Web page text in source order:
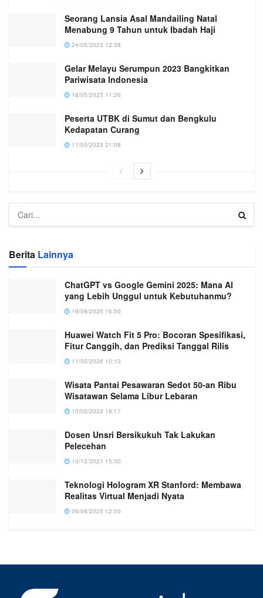
Seorang Lansia Asal Mandailing Natal
Menabung 9 Tahun untuk Ibadah Haji
24/05/2023 12:38
Gelar Melayu Serumpun 2023 Bangkitkan
Pariwisata Indonesia
18/05/2023 11:26
Peserta UTBK di Sumut dan Bengkulu
Kedapatan Curang
11/05/2023 21:08
Berita Lainnya
ChatGPT vs Google Gemini 2025: Mana AI
yang Lebih Unggul untuk Kebutuhanmu?
19/09/2025 16:00
Huawei Watch Fit 5 Pro: Bocoran Spesifikasi,
Fitur Canggih, dan Prediksi Tanggal Rilis
11/05/2026 10:13
Wisata Pantai Pesawaran Sedot 50-an Ribu
Wisatawan Selama Libur Lebaran
10/05/2022 18:17
Dosen Unsri Bersikukuh Tak Lakukan
Pelecehan
10/12/2021 15:50
Teknologi Hologram XR Stanford: Membawa
Realitas Virtual Menjadi Nyata
06/08/2025 12:00